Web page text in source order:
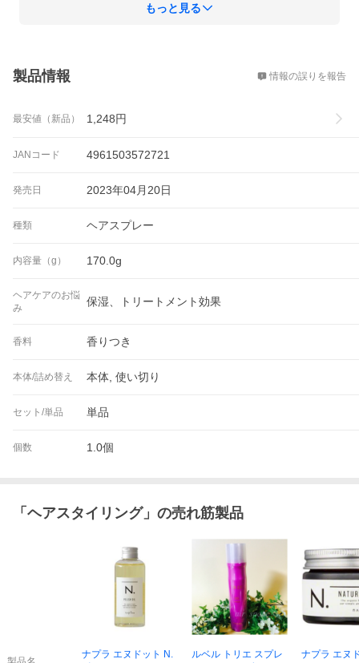
もっと見る
製品情報 情報の誤りを報告
最安値（新品） 1,248円
JANコード 4961503572721
発売日 2023年04月20日
種類 ヘアスプレー
内容量（g） 170.0g
ヘアケアのお悩
み
保湿、トリートメント効果
香料 香りつき
本体/詰め替え 本体, 使い切り
セット/単品 単品
個数 1.0個
「 ヘアスタイリング」の売れ筋製品
ナプラ エヌドット N.
ルベル トリエ スプレ
ナプラ エヌ